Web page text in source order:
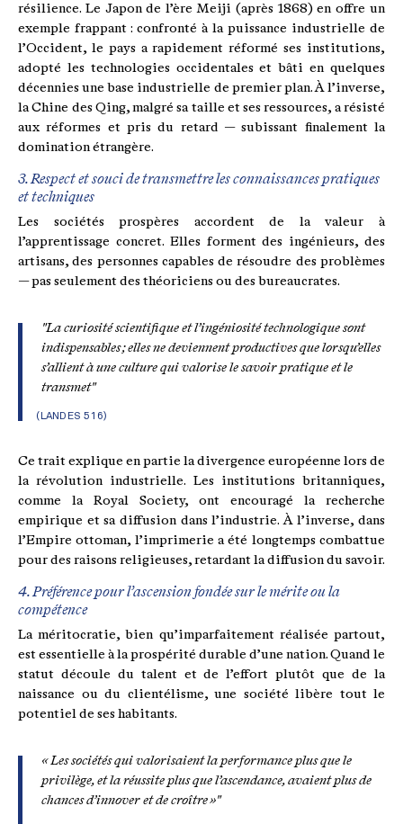
résilience. Le Japon de l’ère Meiji (après 1868) en offre un
exemple frappant : confronté à la puissance industrielle de
l’Occident, le pays a rapidement réformé ses institutions,
adopté les technologies occidentales et bâti en quelques
décennies une base industrielle de premier plan. À l’inverse,
la Chine des Qing, malgré sa taille et ses ressources, a résisté
aux réformes et pris du retard — subissant finalement la
domination étrangère.
3. Respect et souci de transmettre les connaissances pratiques
et techniques
Les sociétés prospères accordent de la valeur à
l’apprentissage concret. Elles forment des ingénieurs, des
artisans, des personnes capables de résoudre des problèmes
— pas seulement des théoriciens ou des bureaucrates.
"La curiosité scientifique et l’ingéniosité technologique sont
indispensables ; elles ne deviennent productives que lorsqu’elles
s’allient à une culture qui valorise le savoir pratique et le
transmet"
(LANDES 516)
Ce trait explique en partie la divergence européenne lors de
la révolution industrielle. Les institutions britanniques,
comme la Royal Society, ont encouragé la recherche
empirique et sa diffusion dans l’industrie. À l’inverse, dans
l’Empire ottoman, l’imprimerie a été longtemps combattue
pour des raisons religieuses, retardant la diffusion du savoir.
4. Préférence pour l’ascension fondée sur le mérite ou la
compétence
La méritocratie, bien qu’imparfaitement réalisée partout,
est essentielle à la prospérité durable d’une nation. Quand le
statut découle du talent et de l’effort plutôt que de la
naissance ou du clientélisme, une société libère tout le
potentiel de ses habitants.
« Les sociétés qui valorisaient la performance plus que le
privilège, et la réussite plus que l’ascendance, avaient plus de
chances d’innover et de croître »"